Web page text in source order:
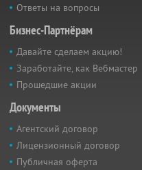
Ответы на вопросы
Бизнес-Партнёрам
Давайте сделаем акцию!
Заработайте, как Вебмастер
Прошедшие акции
Документы
Агентский договор
Лицензионный договор
Публичная оферта